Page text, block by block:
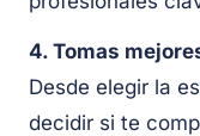
4. Tomas
Desde elegir la
decidir si te